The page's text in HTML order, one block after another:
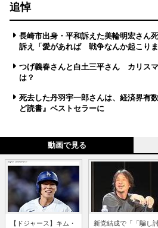
追悼
長崎市出身・平和訴えた美輪明宏さん
訴え「愛があれば 戦争なんか起こりま
つげ義春さんと白土三平さん カリス
は？
死去した丹羽宇一郎さんは、経済界有
ど読書』ベストセラーに
動画で見る
【ドジャース】キム・
新党結成で「「騙し